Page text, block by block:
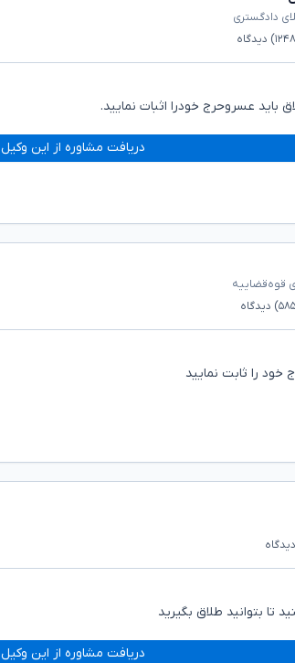
دادگستری
دیدگاه
باید عسروحرج خودرا اثبات نمایید.
دریافت مشاوره از این وکیل
قوه‌قضاییه
دیدگاه
خود را ثابت نمایید
دیدگاه
تا بتوانید طلاق بگیرید
دریافت مشاوره از این وکیل